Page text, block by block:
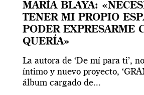
MARÍA BLAYA:
TENER MI PROPIO
PODER EXPRESARME
QUERÍA»
La autora de ‘De mí para ti’,
íntimo y nuevo proyecto,
álbum cargado de...